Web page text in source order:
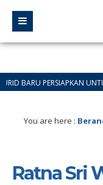
PERSIAPKAN UNTUK
You are here :
Ratna Sri